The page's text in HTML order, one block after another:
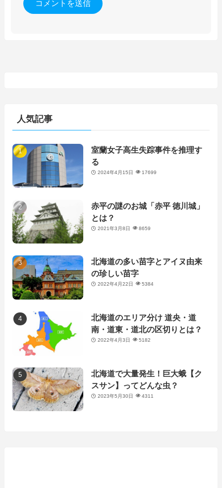
人気記事
室蘭女子高生失踪事件を推理す
る
2024年4月15日 17699
赤平の謎のお城「赤平 徳川城」
とは？
2021年3月8日 8659
北海道の多い苗字とアイヌ由来
の珍しい苗字
2022年4月22日 5384
北海道のエリア分け 道央・道
南・道東・道北の区切りとは？
2022年4月3日 5182
北海道で大量発生！巨大蛾【ク
スサン】ってどんな虫？
2023年5月30日 4311